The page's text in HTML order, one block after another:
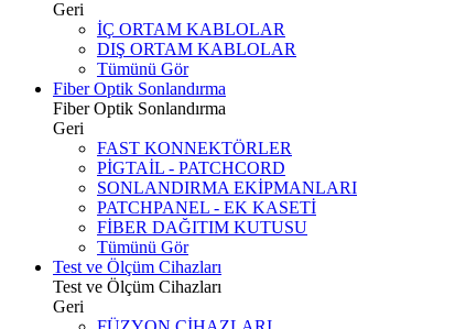
Geri
İÇ ORTAM KABLOLAR
DIŞ ORTAM KABLOLAR
Tümünü Gör
Fiber Optik Sonlandırma
Fiber Optik Sonlandırma
Geri
FAST KONNEKTÖRLER
PİGTAİL - PATCHCORD
SONLANDIRMA EKİPMANLARI
PATCHPANEL - EK KASETİ
FİBER DAĞITIM KUTUSU
Tümünü Gör
Test ve Ölçüm Cihazları
Test ve Ölçüm Cihazları
Geri